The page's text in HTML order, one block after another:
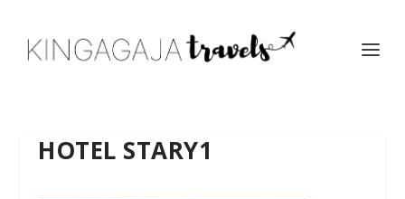
HOTEL STARY1